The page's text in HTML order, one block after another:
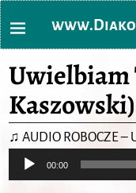
Uwielbiam
♫ AUDIO ROBOCZE
Odtwarzacz
plików
00:00